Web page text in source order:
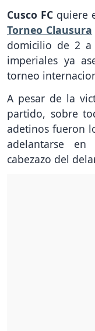
Cusco FC quiere
Torneo Clausura
domicilio de 2
imperiales ya
torneo
A pesar de la
partido, sobre
adetinos fueron
adelantarse
cabezazo del